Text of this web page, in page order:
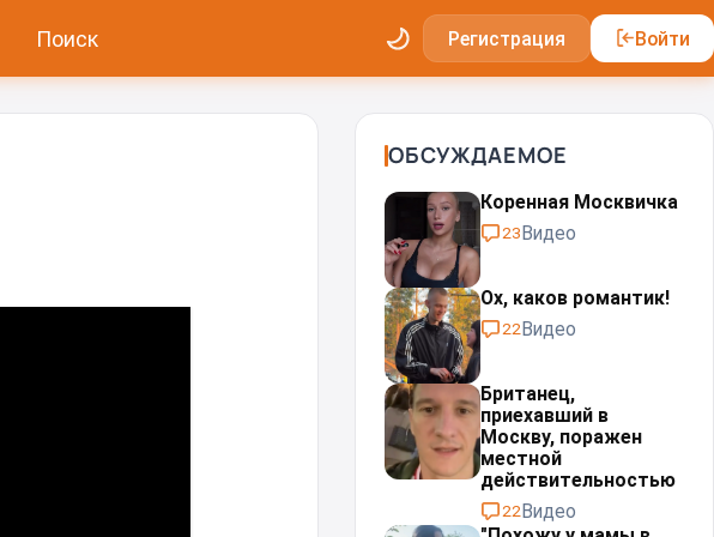
Поиск Регистрация Войти
ОБСУЖДАЕМОЕ
Коренная Москвичка
23Видео
Ох, каков романтик!
22Видео
Британец,
приехавший в
Москву, поражен
местной
действительностью⁠⁠
22Видео